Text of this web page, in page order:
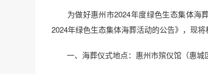
为做好惠州市2024年度绿色生态集体海
2024年绿色生态集体海葬活动的公告》，现将
一、海葬仪式地点：惠州市殡仪馆（惠城